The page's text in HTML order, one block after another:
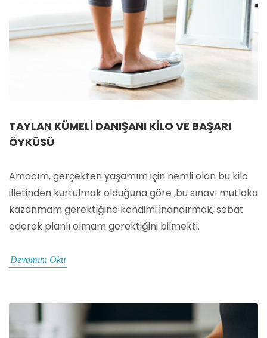
TAYLAN KÜMELI DANIŞANI KILO VE BAŞARI
ÖYKÜSÜ
Amacım, gerçekten yaşamım için nemli olan bu kilo
illetinden kurtulmak olduğuna göre ,bu sınavı mutlaka
kazanmam gerektiğine kendimi inandırmak, sebat
ederek planlı olmam gerektiğini bilmekti.
Devamını Oku